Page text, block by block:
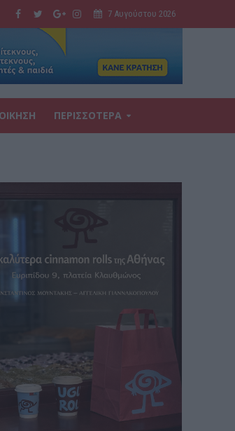
7 Αυγούστου 2026
ΠΕΡΙΣΣΟΤΕΡΑ